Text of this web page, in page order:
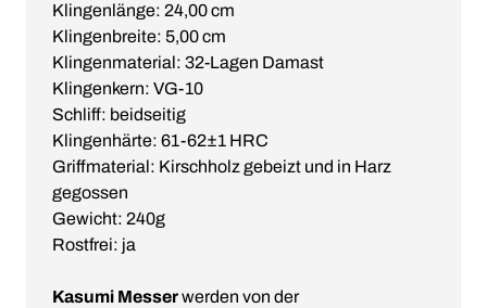
Klingenlänge: 24,00 cm
Klingenbreite: 5,00 cm
Klingenmaterial: 32-Lagen Damast
Klingenkern: VG-10
Schliff: beidseitig
Klingenhärte: 61-62±1 HRC
Griffmaterial: Kirschholz gebeizt und in Harz
gegossen
Gewicht: 240g
Rostfrei: ja
Kasumi Messerwerden von der